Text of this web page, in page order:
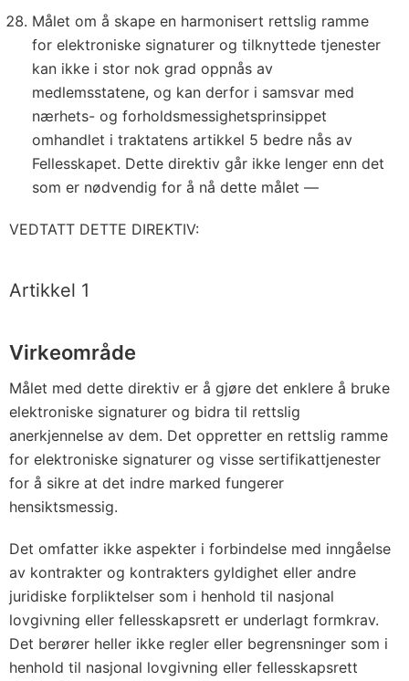
Målet om å skape en harmonisert rettslig ramme
for elektroniske signaturer og tilknyttede tjenester
kan ikke i stor nok grad oppnås av
medlemsstatene, og kan derfor i samsvar med
nærhets- og forholdsmessighetsprinsippet
omhandlet i traktatens artikkel 5 bedre nås av
Fellesskapet. Dette direktiv går ikke lenger enn det
som er nødvendig for å nå dette målet —
VEDTATT DETTE DIREKTIV:
Artikkel 1
Virkeområde
Målet med dette direktiv er å gjøre det enklere å bruke
elektroniske signaturer og bidra til rettslig
anerkjennelse av dem. Det oppretter en rettslig ramme
for elektroniske signaturer og visse sertifikattjenester
for å sikre at det indre marked fungerer
hensiktsmessig.
Det omfatter ikke aspekter i forbindelse med inngåelse
av kontrakter og kontrakters gyldighet eller andre
juridiske forpliktelser som i henhold til nasjonal
lovgivning eller fellesskapsrett er underlagt formkrav.
Det berører heller ikke regler eller begrensninger som i
henhold til nasjonal lovgivning eller fellesskapsrett